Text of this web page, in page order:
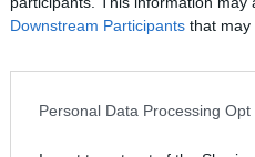
Downstream Participants that may
Personal Data Processing Opt
Για να παρέχουμε την καλύτερη εμπειρία,
εν λόγω τεχνολογίες θα μας επιτρέψει να
ιστότοπο. Η μη συγκατάθεση ή η ανάκληση